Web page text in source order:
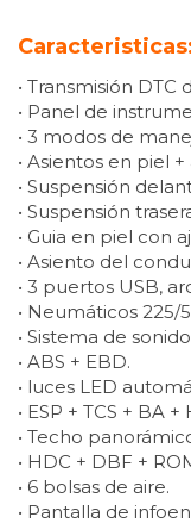
• Transmisión DTC
• Panel de
• 3 modos de
• Asientos en piel
• Suspensión
• Suspensión
• Guia en piel con
• Asiento del
• 3 puertos USB,
• Neumáticos 225/
• Sistema de
• ABS + EBD.
• luces LED
• ESP + TCS + BA +
• Techo
• HDC + DBF +
• 6 bolsas de aire.
• Pantalla de